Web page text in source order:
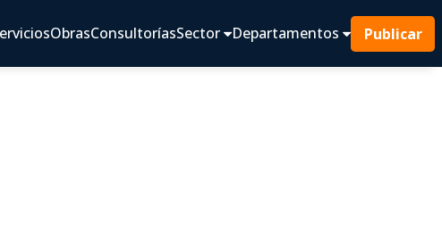
ObrasConsultoríasSector Departamentos Publicar